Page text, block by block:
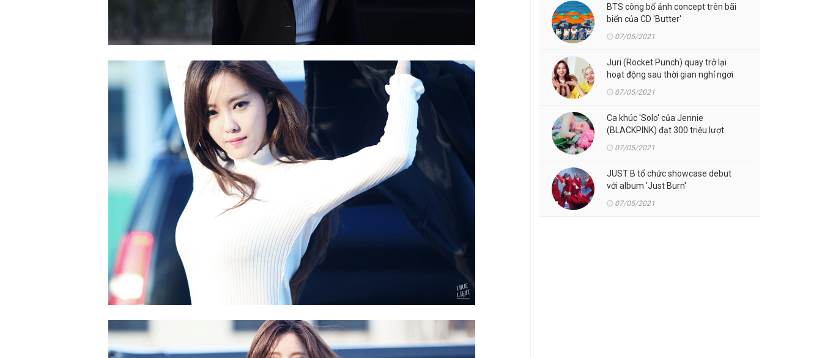
BTS công bố ảnh concept trên bãi
biển của CD 'Butter'
07/05/2021
Juri (Rocket Punch) quay trở lại
hoạt động sau thời gian nghỉ ngơi
07/05/2021
Ca khúc 'Solo' của Jennie
(BLACKPINK) đạt 300 triệu lượt
07/05/2021
JUST B tổ chức showcase debut
với album 'Just Burn'
07/05/2021